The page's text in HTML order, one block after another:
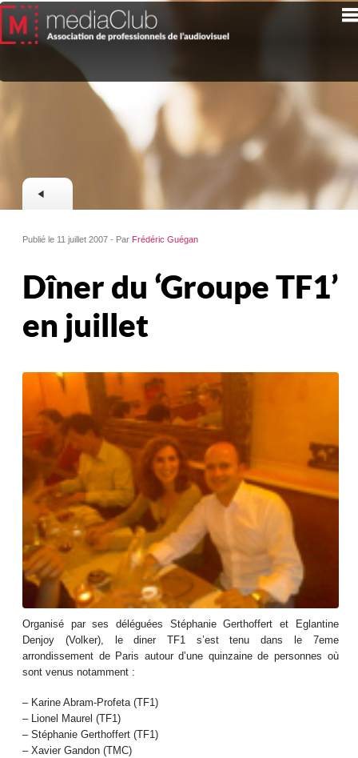
Publié le 11 juillet 2007 - Par Frédéric Guégan
Dîner du ‘Groupe TF1’
en juillet
Organisé par ses déléguées Stéphanie Gerthoffert et Eglantine
Denjoy (Volker), le diner TF1 s’est tenu dans le 7eme
arrondissement de Paris autour d’une quinzaine de personnes où
sont venus notamment :
– Karine Abram-Profeta (TF1)
– Lionel Maurel (TF1)
– Stéphanie Gerthoffert (TF1)
– Xavier Gandon (TMC)